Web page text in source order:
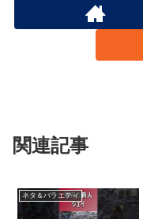
関連記事
ネタ＆バラエティ